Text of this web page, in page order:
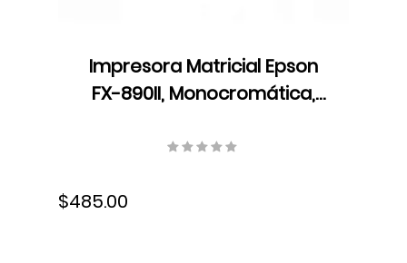
Impresora Matricial Epson
FX-890II, Monocromática,
C11CF37201
$485.00